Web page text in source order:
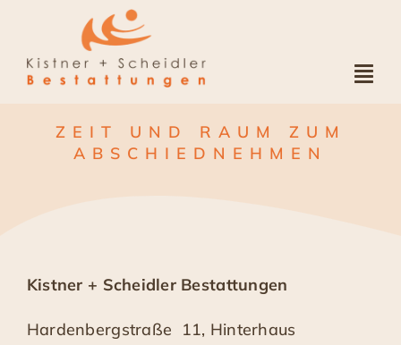
springen
Startseite
ZEIT UND RAUM ZUM
ABSCHIEDNEHMEN
Kistner + Scheidler Bestattungen
Hardenbergstraße 11, Hinterhaus